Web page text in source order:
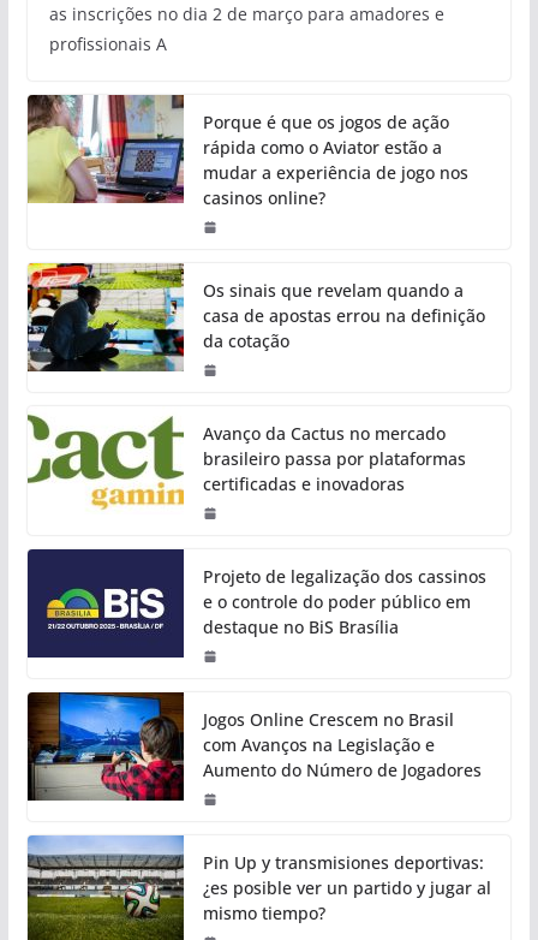
as inscrições no dia 2 de março para amadores e
profissionais A
Porque é que os jogos de ação
rápida como o Aviator estão a
mudar a experiência de jogo nos
casinos online?
Os sinais que revelam quando a
casa de apostas errou na definição
da cotação
Avanço da Cactus no mercado
brasileiro passa por plataformas
certificadas e inovadoras
Projeto de legalização dos cassinos
e o controle do poder público em
destaque no BiS Brasília
Jogos Online Crescem no Brasil
com Avanços na Legislação e
Aumento do Número de Jogadores
Pin Up y transmisiones deportivas:
¿es posible ver un partido y jugar al
mismo tiempo?